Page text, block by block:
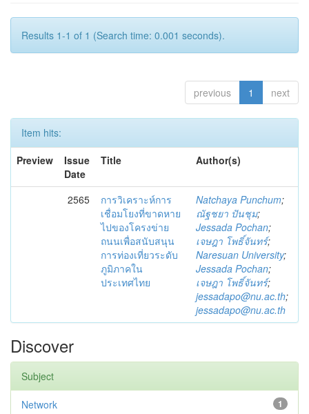
Results 1-1 of 1 (Search time: 0.001 seconds).
previous 1 next
Item hits:
Preview
Issue
Date
Title Author(s)
2565
การวิเคราะห์การ
เชื่อมโยงที่ขาดหาย
ไปของโครงข่าย
ถนนเพื่อสนับสนุน
การท่องเที่ยวระดับ
ภูมิภาคใน
ประเทศไทย
Natchaya Punchum;
ณัฐชยา ปันชุม;
Jessada Pochan;
เจษฎา โพธิ์จันทร์;
Naresuan University;
Jessada Pochan;
เจษฎา โพธิ์จันทร์;
jessadapo@nu.ac.th;
jessadapo@nu.ac.th
Discover
Subject
1
Network